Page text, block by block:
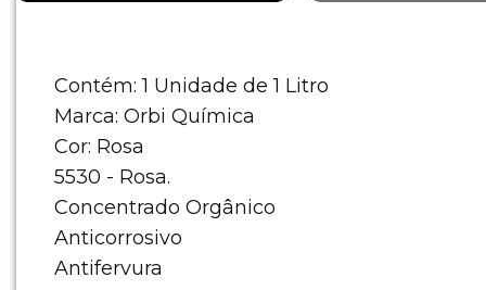
Contém: 1 Unidade de 1 Litro
Marca: Orbi Química
Cor: Rosa
5530 - Rosa.
Concentrado Orgânico
Anticorrosivo
Antifervura